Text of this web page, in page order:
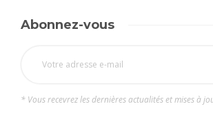
Abonnez-vous
* Vous recevrez les dernières actualités et mises à